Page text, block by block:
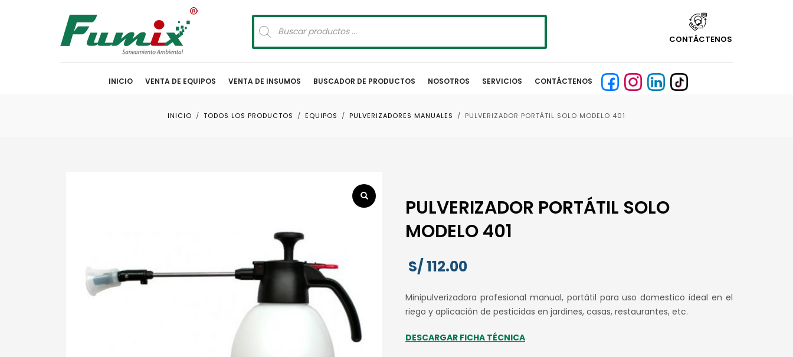
Búsqueda
de
productos
CONTÁCTENOS
INICIO VENTA DE EQUIPOS VENTA DE INSUMOS BUSCADOR DE PRODUCTOS NOSOTROS SERVICIOS CONTÁCTENOS
INICIO TODOS LOS PRODUCTOS EQUIPOS PULVERIZADORES MANUALES PULVERIZADOR PORTÁTIL SOLO MODELO 401
PULVERIZADOR PORTÁTIL SOLO
MODELO 401
S/112.00
Minipulverizadora profesional manual, portátil para uso domestico ideal en el
riego y aplicación de pesticidas en jardines, casas, restaurantes, etc.
DESCARGAR FICHA TÉCNICA